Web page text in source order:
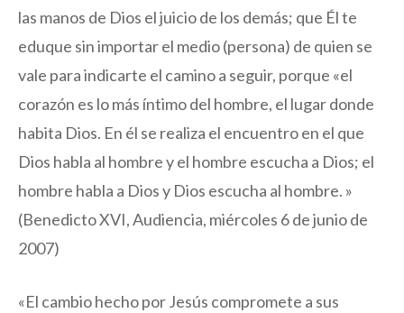
las manos de Dios el juicio de los demás; que Él te
eduque sin importar el medio (persona) de quien se
vale para indicarte el camino a seguir, porque «el
corazón es lo más íntimo del hombre, el lugar donde
habita Dios. En él se realiza el encuentro en el que
Dios habla al hombre y el hombre escucha a Dios; el
hombre habla a Dios y Dios escucha al hombre. »
(Benedicto XVI, Audiencia, miércoles 6 de junio de
2007)
«El cambio hecho por Jesús compromete a sus